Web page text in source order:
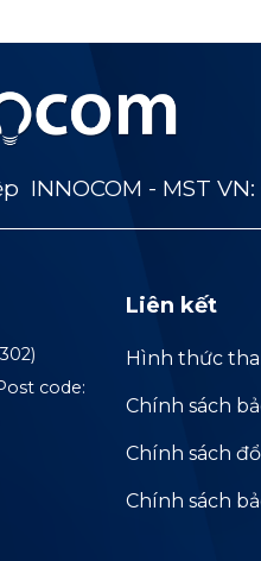
- MST VN:
code:
Liên kết
Hình thức
Chính sách
Chính sách
Chính sách